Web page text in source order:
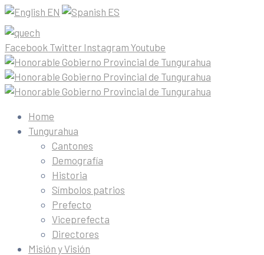
EN ES
Facebook Twitter Instagram Youtube
Home
Tungurahua
Cantones
Demografía
Historia
Símbolos patrios
Prefecto
Viceprefecta
Directores
Misión y Visión